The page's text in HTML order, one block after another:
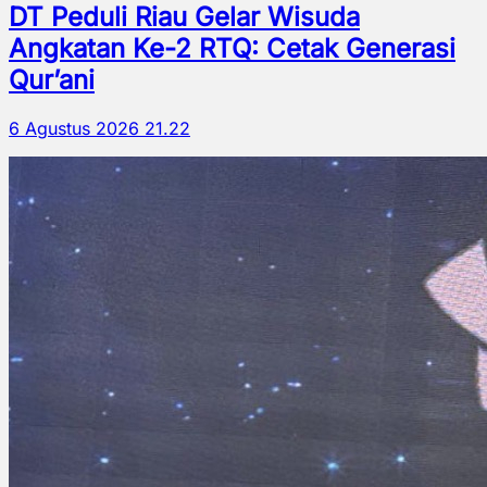
DT Peduli Riau Gelar Wisuda
Angkatan Ke-2 RTQ: Cetak Generasi
Qur’ani
6 Agustus 2026 21.22